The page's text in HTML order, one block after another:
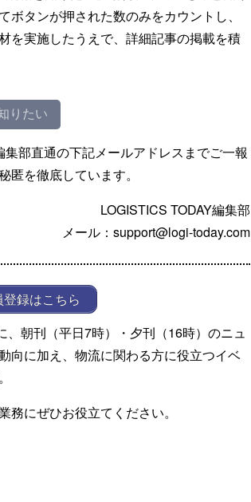
タンが押された数のみをカウントし、
を実施したうえで、詳細記事の掲載を積
りたい
部直通の下記メールアドレスまでご一報
を徹底しています。
LOGISTICS TODAY編集部
メール：support@logi-today.com
録はこちら
、朝刊（平日7時）・夕刊（16時）のニュ
向に加え、物流に関わる方に役立つイベ
にぜひお役立てください。